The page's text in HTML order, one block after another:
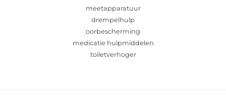
meetapparatuur
drempelhulp
oorbescherming
medicatie hulpmiddelen
toiletverhoger